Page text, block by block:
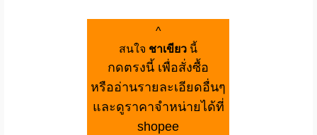
^
สนใจ ชาเขียว นี้
กดตรงนี้ เพื่อสั่งซื้อ
หรืออ่านรายละเอียดอื่นๆ
และดูราคาจำหน่ายได้ที่
shopee